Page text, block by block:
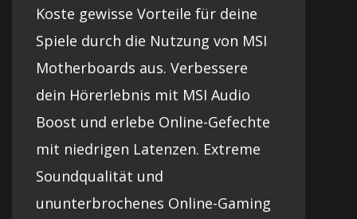
Koste gewisse Vorteile für deine
Spiele durch die Nutzung von MSI
Motherboards aus. Verbessere
dein Hörerlebnis mit MSI Audio
Boost und erlebe Online-Gefechte
mit niedrigen Latenzen. Extreme
Soundqualität und
ununterbrochenes Online-Gaming